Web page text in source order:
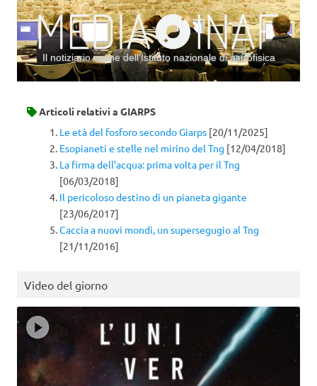
Il notiziario online dell’Istituto nazionale di astrofisica
Articoli relativi a GIARPS
Le età del fosforo secondo Giarps [20/11/2025]
Esopianeti e stelle nel mirino del Tng [12/04/2018]
La firma dell’acqua: prima volta per il Tng
[06/03/2018]
Il pericoloso destino di un pianeta gigante
[23/06/2017]
Caccia a nuovi mondi, un supersegugio al Tng
[21/11/2016]
Video del giorno